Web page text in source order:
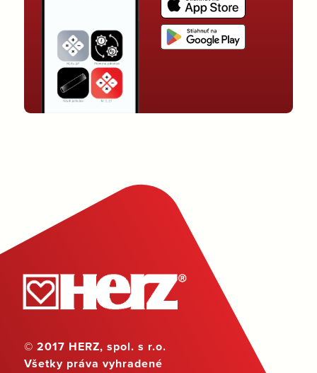
© 2017 HERZ, spol. s r.o.
Všetky práva vyhradené